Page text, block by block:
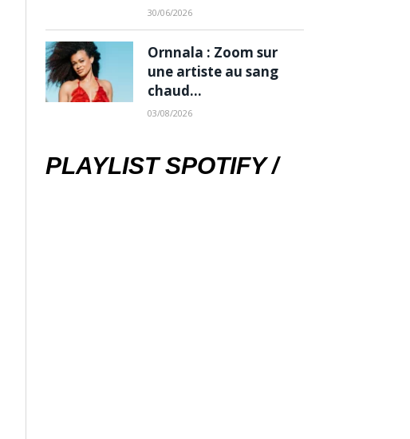
30/06/2026
Ornnala : Zoom sur
une artiste au sang
chaud…
03/08/2026
PLAYLIST SPOTIFY /